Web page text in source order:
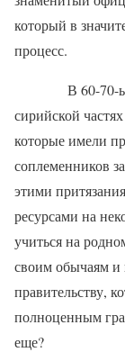
который в
процесс.
В 60-70-
сирийской
которые имели
соплеменников
этими
ресурсами на
учиться на
своим обычаям и
правительству,
полноценным
еще?